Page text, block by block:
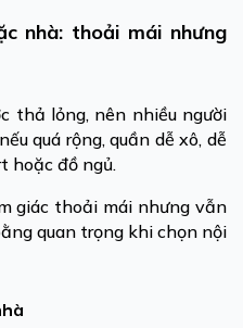
nhà: thoải mái nhưng
thả lỏng, nên nhiều người
quá rộng, quần dễ xô, dễ
hoặc đồ ngủ.
giác thoải mái nhưng vẫn
quan trọng khi chọn nội